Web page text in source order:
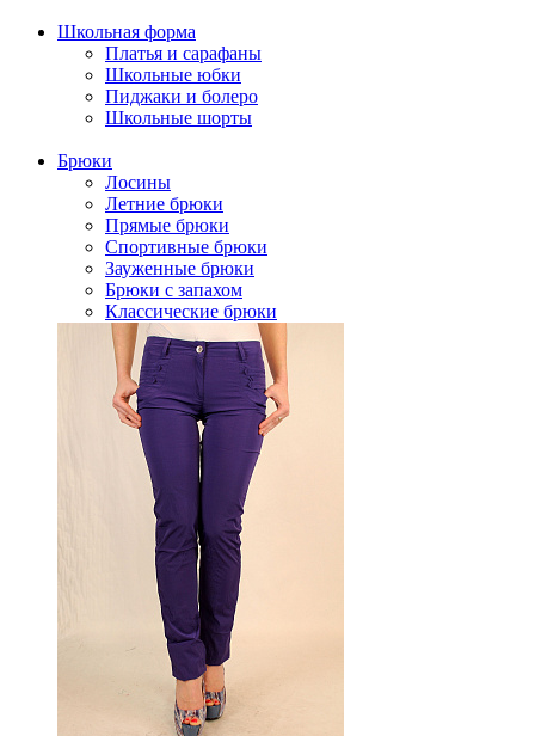
Школьная форма
Платья и сарафаны
Школьные юбки
Пиджаки и болеро
Школьные шорты
Брюки
Лосины
Летние брюки
Прямые брюки
Спортивные брюки
Зауженные брюки
Брюки с запахом
Классические брюки